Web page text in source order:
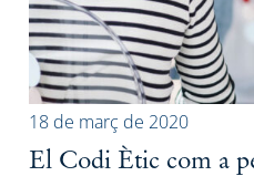
18 de març de 2020
El Codi Ètic com a